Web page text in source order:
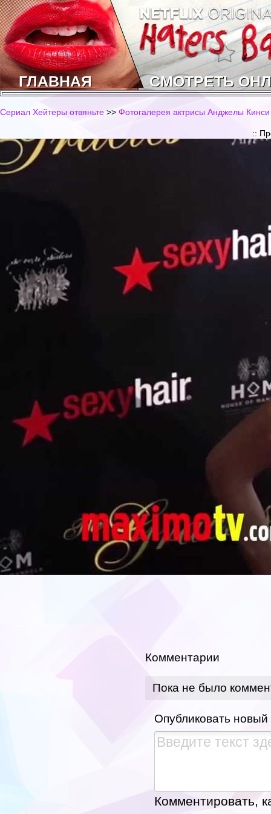
ГЛАВНАЯ СМОТРЕТЬ
Сериал Хейтеры отвяньте >> Фотогалерея актрисы Анджелы
::
Комментарии
Пока не было
Опубликовать
Комментировать,